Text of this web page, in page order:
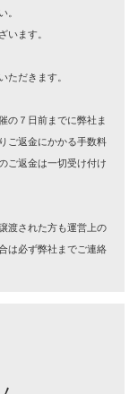
。
います。
ただきます。
の７日前までに弊社ま
ご返金にかかる手数料
ご返金は一切受け付け
渡された方も運営上の
は必ず弊社までご連絡